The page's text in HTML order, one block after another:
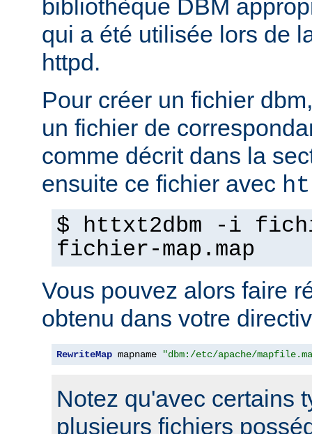
bibliothèque DBM
qui a été utilisée lors de
httpd.
Pour créer un fichier
un fichier de
comme décrit dans la
ensuite ce fichier avec
$ httxt2dbm -i
fichier-map.map
Vous pouvez alors faire
obtenu dans votre
RewriteMap mapname "dbm:/etc/apache/
Notez qu'avec certains
plusieurs fichiers